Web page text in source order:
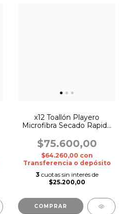
x12 Toallón Playero
Microfibra Secado Rapido
Oferta!
$75.600,00
$64.260,00 con
Transferencia o depósito
3 cuotas sin interés de
$25.200,00